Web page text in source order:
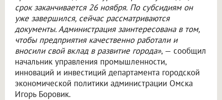
срок заканчивается 26 ноября. По субсидиям он
уже завершился, сейчас рассматриваются
документы. Администрация заинтересована в том,
чтобы предприятия качественно работали и
вносили свой вклад в развитие города», — сообщил
начальник управления промышленности,
инноваций и инвестиций департамента городской
экономической политики администрации Омска
Игорь Боровик.